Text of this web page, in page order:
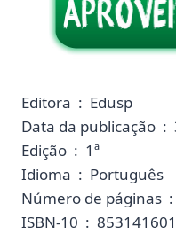
Editora ‏ : ‎ Edusp
Edição ‏ : ‎ 1ª
Idioma ‏ : ‎ Português
ISBN-10 ‏ :